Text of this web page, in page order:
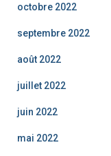
octobre 2022
septembre 2022
août 2022
juillet 2022
juin 2022
mai 2022